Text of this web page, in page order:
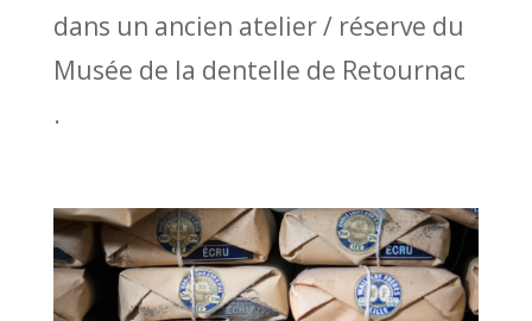
dans un ancien atelier / réserve du
Musée de la dentelle de Retournac
.